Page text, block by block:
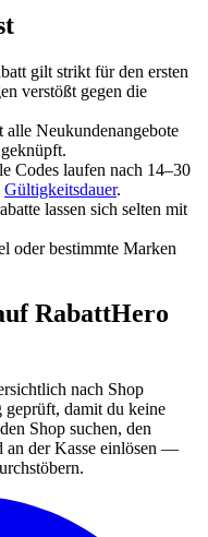
gilt strikt für den ersten
verstößt gegen die
alle Neukundenangebote
geknüpft.
Codes laufen nach 14–30
Gültigkeitsdauer.
lassen sich selten mit
oder bestimmte Marken
RabattHero
nach Shop
geprüft, damit du keine
Shop suchen, den
an der Kasse einlösen —